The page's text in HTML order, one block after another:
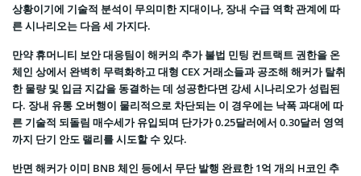
상황이기에 기술적 분석이 무의미한 지대이나, 장내 수급 역학 관계에 따
른 시나리오는 다음 세 가지다.
만약 휴머니티 보안 대응팀이 해커의 추가 불법 민팅 컨트랙트 권한을 온
체인 상에서 완벽히 무력화하고 대형 CEX 거래소들과 공조해 해커가 탈취
한 물량 및 입금 지갑을 동결하는 데 성공한다면 강세 시나리오가 성립된
다. 장내 유통 오버행이 물리적으로 차단되는 이 경우에는 낙폭 과대에 따
른 기술적 되돌림 매수세가 유입되며 단가가 0.25달러에서 0.30달러 영역
까지 단기 안도 랠리를 시도할 수 있다.
반면 해커가 이미 BNB 체인 등에서 무단 발행 완료한 1억 개의 H코인 추